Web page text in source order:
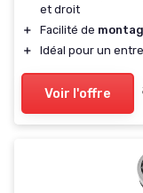
et droit
＋
Facilité de
＋
Idéal pour un
Voir l'offre